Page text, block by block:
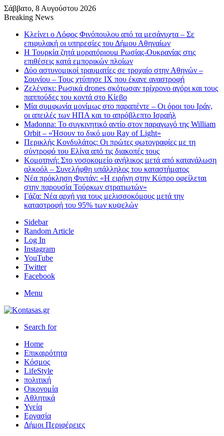
Σάββατο, 8 Αυγούστου 2026
Breaking News
Κλείνει ο Λόφος Φινόπουλου από τα μεσάνυχτα – Σε
επιφυλακή οι υπηρεσίες του Δήμου Αθηναίων
Η Τουρκία ζητά μορατόριουμ Ρωσίας-Ουκρανίας στις
επιθέσεις κατά εμπορικών πλοίων
Δύο αστυνομικοί τραυματίες σε τροχαίο στην Αθηνών –
Σουνίου – Τους χτύπησε ΙΧ που έκανε αναστροφή
Ζελένσκι: Ρωσικά drones σκότωσαν τρίχρονο αγόρι και τους
παππούδες του κοντά στο Κίεβο
Μία συμφωνία μονίμως στο παραπέντε – Οι όροι του Ιράν,
οι απειλές των ΗΠΑ και το απρόβλεπτο Ισραήλ
Madonna: Το συγκινητικό αντίο στον παραγωγό της William
Orbit – «Ήσουν το δικό μου Ray of Light»
Περικλής Κονδυλάτος: Οι πρώτες φωτογραφίες με τη
σύντροφό του Ελίνα από τις διακοπές τους
Κομοτηνή: Στο νοσοκομείο ανήλικος μετά από κατανάλωση
αλκοόλ – Συνελήφθη υπάλληλος του καταστήματος
Νέα πρόκληση Φιντάν: «Η ειρήνη στην Κύπρο οφείλεται
στην παρουσία Τούρκων στρατιωτών»
Γάζα: Νέα αρχή για τους μελισσοκόμους μετά την
καταστροφή του 95% των κυψελών
Sidebar
Random Article
Log In
Instagram
YouTube
Twitter
Facebook
Menu
Search for
Home
Επικαιρότητα
Κόσμος
LifeStyle
πολιτική
Οικονομία
Αθλητικά
Υγεία
Εργασία
Δήμοι Περιφέρειες